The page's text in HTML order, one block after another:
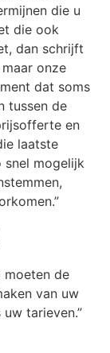
die u
die ook
dan schrijft
onze
dat soms
tussen de
en
laatste
snel mogelijk
moeten de
van uw
tarieven.”